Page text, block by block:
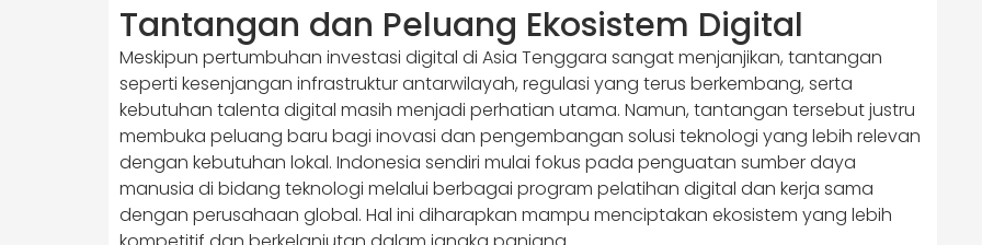
Tantangan dan Peluang Ekosistem Digital
Meskipun pertumbuhan investasi digital di Asia Tenggara sangat menjanjikan, tantangan
seperti kesenjangan infrastruktur antarwilayah, regulasi yang terus berkembang, serta
kebutuhan talenta digital masih menjadi perhatian utama. Namun, tantangan tersebut justru
membuka peluang baru bagi inovasi dan pengembangan solusi teknologi yang lebih relevan
dengan kebutuhan lokal. Indonesia sendiri mulai fokus pada penguatan sumber daya
manusia di bidang teknologi melalui berbagai program pelatihan digital dan kerja sama
dengan perusahaan global. Hal ini diharapkan mampu menciptakan ekosistem yang lebih